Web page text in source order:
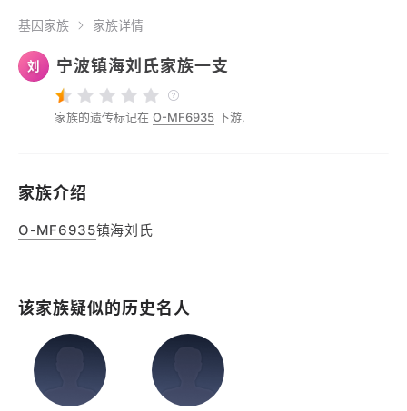
基因家族 家族详情
刘 宁波镇海刘氏家族一支
家族的遗传标记在 O-MF6935 下游,
家族介绍
O-MF6935镇海刘氏
该家族疑似的历史名人